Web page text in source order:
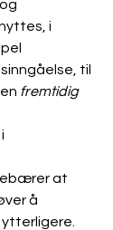
i
til
fremtidig
at
å